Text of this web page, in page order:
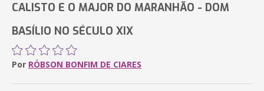
CALISTO E O MAJOR DO MARANHÃO - DOM
BASÍLIO NO SÉCULO XIX
Por RÓBSON BONFIM DE CIARES